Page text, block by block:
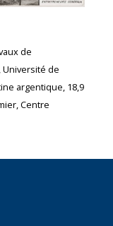
de
Université de
argentique, 18,9
Centre